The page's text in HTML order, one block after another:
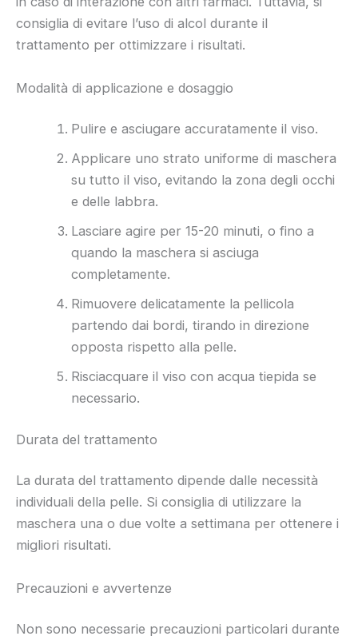
consiglia di evitare l’uso di alcol durante il
trattamento per ottimizzare i risultati.
Modalità di applicazione e dosaggio
Pulire e asciugare accuratamente il viso.
Applicare uno strato uniforme di maschera
su tutto il viso, evitando la zona degli occhi
e delle labbra.
Lasciare agire per 15-20 minuti, o fino a
quando la maschera si asciuga
completamente.
Rimuovere delicatamente la pellicola
partendo dai bordi, tirando in direzione
opposta rispetto alla pelle.
Risciacquare il viso con acqua tiepida se
necessario.
Durata del trattamento
La durata del trattamento dipende dalle necessità
individuali della pelle. Si consiglia di utilizzare la
maschera una o due volte a settimana per ottenere i
migliori risultati.
Precauzioni e avvertenze
Non sono necessarie precauzioni particolari durante